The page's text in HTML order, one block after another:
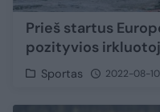
Prieš startus
pozityvios
Sportas 2022-08-10